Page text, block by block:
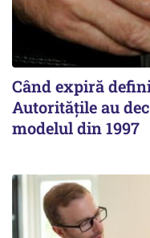
Când expiră
Autoritățile au
modelul din 1997